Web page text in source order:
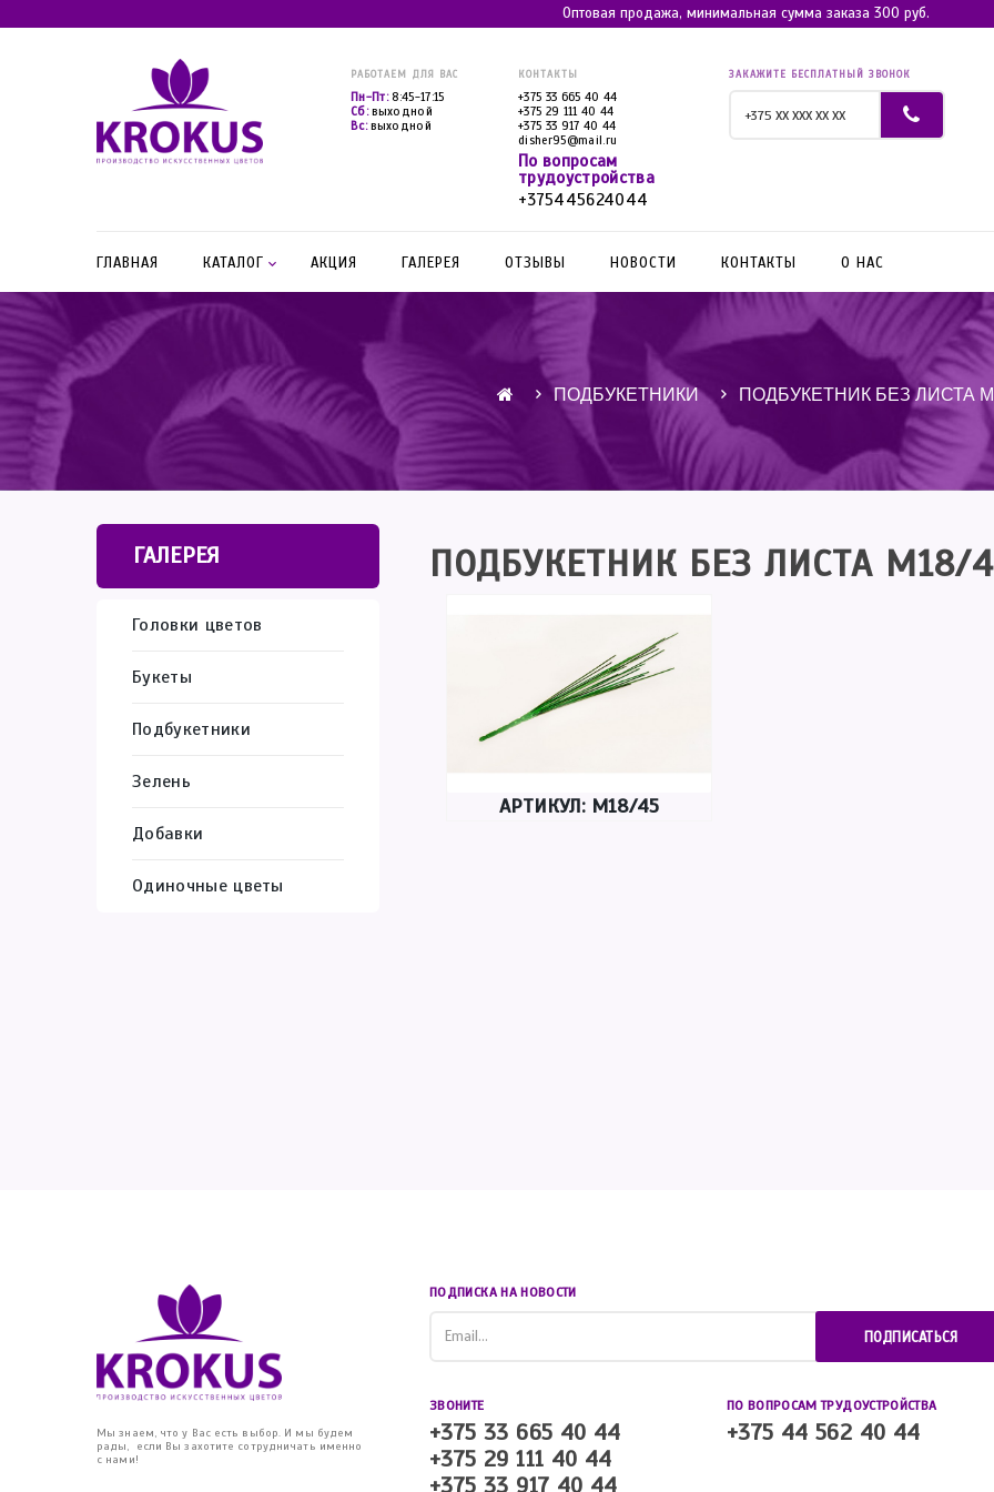
Оптовая продажа, минимальная сумма заказа 300 руб.
РАБОТАЕМ ДЛЯ ВАС
Пн-Пт: 8:45-17:15
Сб:выходной
Вс:выходной
КОНТАКТЫ
+375 33 665 40 44
+375 29 111 40 44
+375 33 917 40 44
disher95@mail.ru
По вопросам
трудоустройства
+375445624044
ЗАКАЖИТЕ БЕСПЛАТНЫЙ ЗВОНОК
ГЛАВНАЯ КАТАЛОГ АКЦИЯ ГАЛЕРЕЯ ОТЗЫВЫ НОВОСТИ КОНТАКТЫ О НАС
ПОДБУКЕТНИКИ ПОДБУКЕТНИК БЕЗ ЛИСТА
ГАЛЕРЕЯ
Головки цветов
Букеты
Подбукетники
Зелень
Добавки
Одиночные цветы
ПОДБУКЕТНИК БЕЗ ЛИСТА М18/
АРТИКУЛ: М18/45
Мы знаем, что у Вас есть выбор. И мы будем
рады, если Вы захотите сотрудничать именно
с нами!
ПОДПИСКА НА НОВОСТИ
ПОДПИСАТЬСЯ
ЗВОНИТЕ
+375 33 665 40 44
+375 29 111 40 44
+375 33 917 40 44
ПО ВОПРОСАМ ТРУДОУСТРОЙСТВА
+375 44 562 40 44